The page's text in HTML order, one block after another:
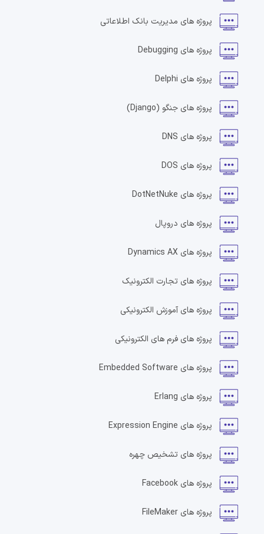
پروژه های مدیریت بانک اطلاعاتی
پروژه های Debugging
پروژه های Delphi
پروژه های جنگو (Django)
پروژه های DNS
پروژه های DOS
پروژه های DotNetNuke
پروژه های دروپال
پروژه های Dynamics AX
پروژه های تجارت الکترونیک
پروژه های آموزش الکترونیکی
پروژه های فرم های الکترونیکی
پروژه های Embedded Software
پروژه های Erlang
پروژه های Expression Engine
پروژه های تشخیص چهره
پروژه های Facebook
پروژه های FileMaker